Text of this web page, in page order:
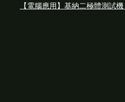
【電腦應用】基納二極體測試機